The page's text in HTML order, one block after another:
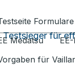
Formulare
Medatsu
für
Testsieger für